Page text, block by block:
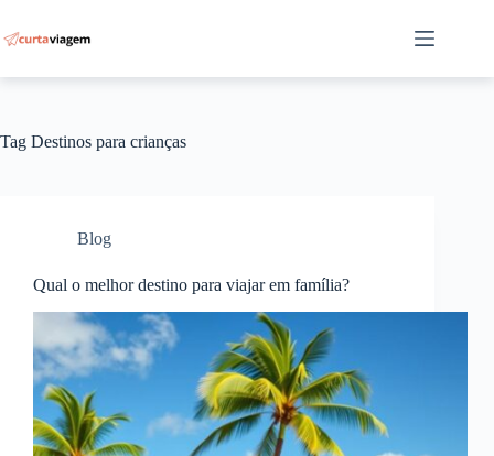
para
o
Tag Destinos para crianças
Blog
Qual o melhor destino para viajar em família?